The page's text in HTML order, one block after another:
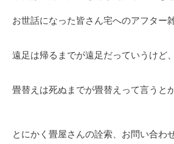
お世話になった皆さん宅へのアフター
遠足は帰るまでが遠足だっていうけど、
畳替えは死ぬまでが畳替えって言うと
とにかく畳屋さんの詮索、お問い合わ